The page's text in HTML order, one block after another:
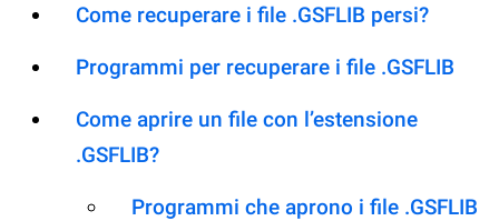
Come recuperare i file .GSFLIB persi?
Programmi per recuperare i file .GSFLIB
Come aprire un file con l’estensione
.GSFLIB?
Programmi che aprono i file .GSFLIB